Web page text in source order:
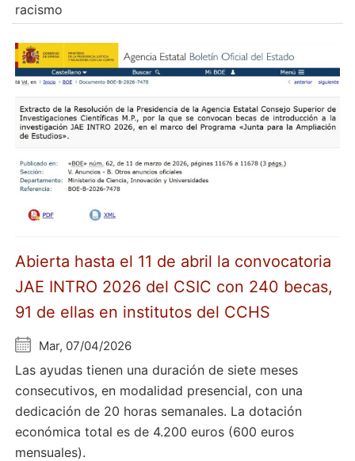
racismo
Abierta hasta el 11 de abril la convocatoria
JAE INTRO 2026 del CSIC con 240 becas,
91 de ellas en institutos del CCHS
Mar, 07/04/2026
Las ayudas tienen una duración de siete meses
consecutivos, en modalidad presencial, con una
dedicación de 20 horas semanales. La dotación
económica total es de 4.200 euros (600 euros
mensuales).